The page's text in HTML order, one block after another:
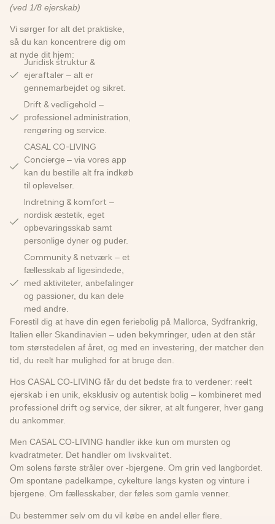
(ved 1/8 ejerskab)
Vi sørger for alt det praktiske,
så du kan koncentrere dig om
at nyde dit hjem:
Juridisk struktur &
ejeraftaler– alt er
gennemarbejdet og sikret.
Drift & vedligehold –
professionel administration,
rengøring og service.
CASAL CO-LIVING
Concierge– via vores app
kan du bestille alt fra indkøb
til oplevelser.
Indretning & komfort –
nordisk æstetik, eget
opbevaringsskab samt
personlige dyner og puder.
Community & netværk – et
fællesskab af ligesindede,
med aktiviteter, anbefalinger
og passioner, du kan dele
med andre.
Forestil dig at have din egen feriebolig på Mallorca, Sydfrankrig,
Italien eller Skandinavien – uden bekymringer, uden at den står
tom størstedelen af året, og med en investering, der matcher den
tid, du reelt har mulighed for at bruge den.
Hos CASAL CO-LIVING får du det bedste fra to verdener: reelt
ejerskab i en unik, eksklusiv og autentisk bolig – kombineret med
professionel drift og service , der sikrer, at alt fungerer, hver gang
du ankommer.
Men CASAL CO-LIVING handler ikke kun om mursten og
kvadratmeter. Det handler om livskvalitet.
Om solens første stråler over -bjergene. Om grin ved langbordet.
Om spontane padelkampe, cykelture langs kysten og vinture i
bjergene. Om fællesskaber, der føles som gamle venner.
Du bestemmer selv om du vil købe en andel eller flere.